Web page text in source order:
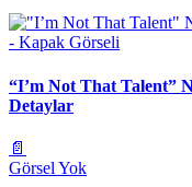
“I’m Not That Talent”
Detaylar
📄
Görsel Yok